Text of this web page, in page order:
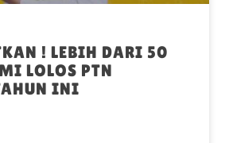
! LEBIH DARI 50
LOLOS PTN
INI